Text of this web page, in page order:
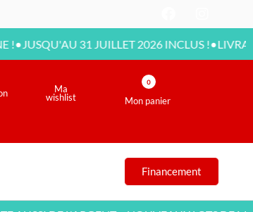
31 JUILLET 2026 INCLUS !•LIVRAISON
Ma
wishlist Mon panier
0
Financement